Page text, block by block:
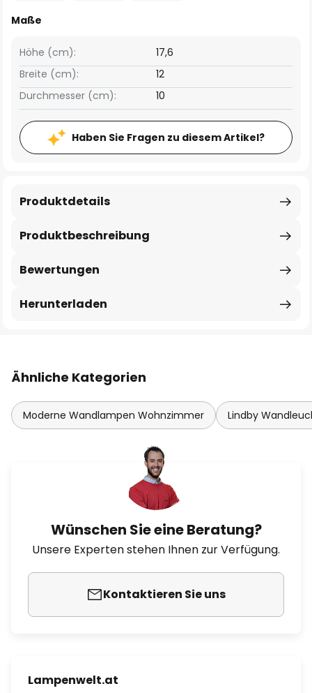
Maße
Breite (cm): 12
Höhe (cm): 17,6
Durchmesser (cm): 10
Haben Sie Fragen zu diesem Artikel?
Produktbeschreibung
Produktdetails
Bewertungen
Herunterladen
Ähnliche Kategorien
Moderne Wandlampen Wohnzimmer Lindby
Wünschen Sie eine Beratung?
Unsere Experten stehen Ihnen zur Verfügung.
Kontaktieren Sie uns
Lampenwelt.at